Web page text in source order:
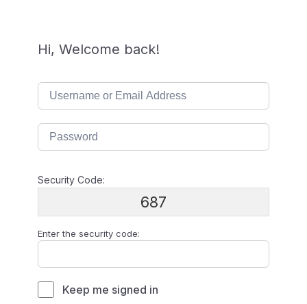
Hi, Welcome back!
Security Code:
687
Enter the security code:
Keep me signed in